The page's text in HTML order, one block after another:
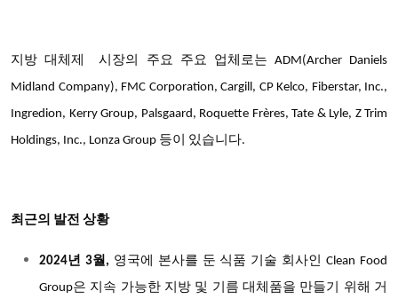
지방 대체제 시장의 주요 주요 업체 로는 ADM(Archer Daniels
Midland Company), FMC Corporation, Cargill, CP Kelco, Fiberstar, Inc.,
Ingredion, Kerry Group, Palsgaard, Roquette Frères, Tate & Lyle, Z Trim
Holdings, Inc., Lonza Group 등이 있습니다.
최근의 발전 상황
2024년 3월, 영국에 본사를 둔 식품 기술 회사인 Clean Food
Group은 지속 가능한 지방 및 기름 대체품을 만들기 위해 거